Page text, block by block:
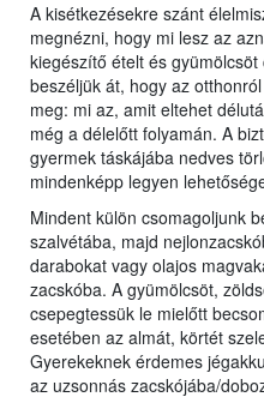
A kisétkezésekre szánt
megnézni, hogy mi lesz az
kiegészítő ételt és
beszéljük át, hogy az
meg: mi az, amit eltehet
még a délelőtt folyamán. A
gyermek táskájába nedves
mindenképp legyen
Mindent külön csomagoljunk
szalvétába, majd
darabokat vagy olajos
zacskóba. A gyümölcsöt,
csepegtessük le mielőtt
esetében az almát, körtét
Gyerekeknek érdemes
az uzsonnás zacskójába/